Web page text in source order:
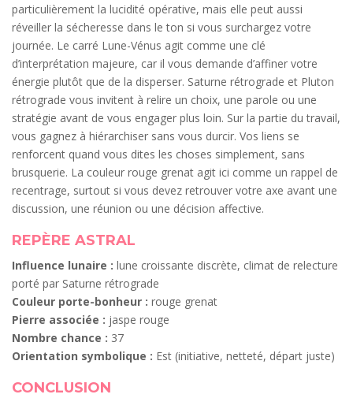
particulièrement la lucidité opérative, mais elle peut aussi
réveiller la sécheresse dans le ton si vous surchargez votre
journée. Le carré Lune-Vénus agit comme une clé
d’interprétation majeure, car il vous demande d’affiner votre
énergie plutôt que de la disperser. Saturne rétrograde et Pluton
rétrograde vous invitent à relire un choix, une parole ou une
stratégie avant de vous engager plus loin. Sur la partie du travail,
vous gagnez à hiérarchiser sans vous durcir. Vos liens se
renforcent quand vous dites les choses simplement, sans
brusquerie. La couleur rouge grenat agit ici comme un rappel de
recentrage, surtout si vous devez retrouver votre axe avant une
discussion, une réunion ou une décision affective.
REPÈRE ASTRAL
Influence lunaire : lune croissante discrète, climat de relecture
porté par Saturne rétrograde
Couleur porte-bonheur : rouge grenat
Pierre associée : jaspe rouge
Nombre chance : 37
Orientation symbolique : Est (initiative, netteté, départ juste)
CONCLUSION